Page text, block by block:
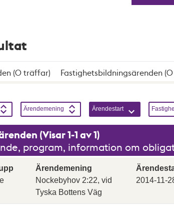
(0 träffar) Fastighetsbildningsärenden
att klicka på knapparna, enbart en sortering
Sortera på
Ärendemening Stigande Sortera på
ÄrendestartStigande Sortera
(Visar 1-1 av 1)
program, information om
Ärendemening
Nockebyhov 2:22, vid
Tyska Bottens Väg
2014-11-